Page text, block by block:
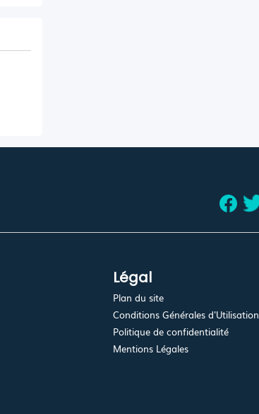
Légal
Plan du site
Conditions Générales d'Utilisation
Politique de confidentialité
Mentions Légales